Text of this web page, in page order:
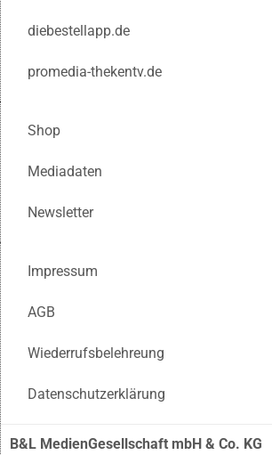
diebestellapp.de
promedia-thekentv.de
Shop
Mediadaten
Newsletter
Impressum
AGB
Wiederrufsbelehreung
Datenschutzerklärung
B&L MedienGesellschaft mbH & Co. KG